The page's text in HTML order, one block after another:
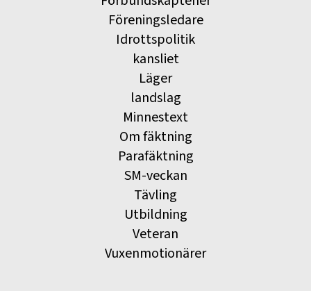
Föreningsledare
Idrottspolitik
kansliet
Läger
landslag
Minnestext
Om fäktning
Parafäktning
SM-veckan
Tävling
Utbildning
Veteran
Vuxenmotionärer